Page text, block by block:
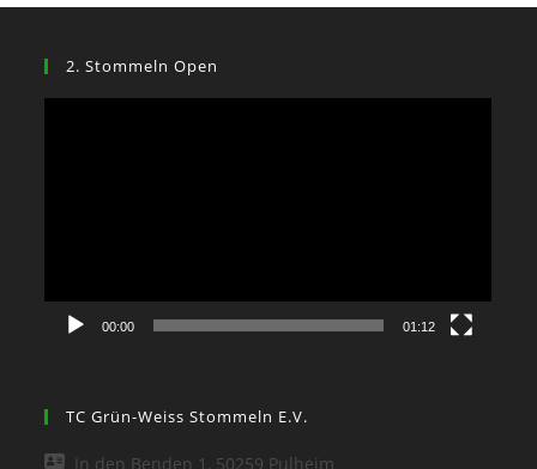
2. Stommeln Open
00:00 01:12
TC Grün-Weiss Stommeln E.V.
In den Benden 1, 50259 Pulheim